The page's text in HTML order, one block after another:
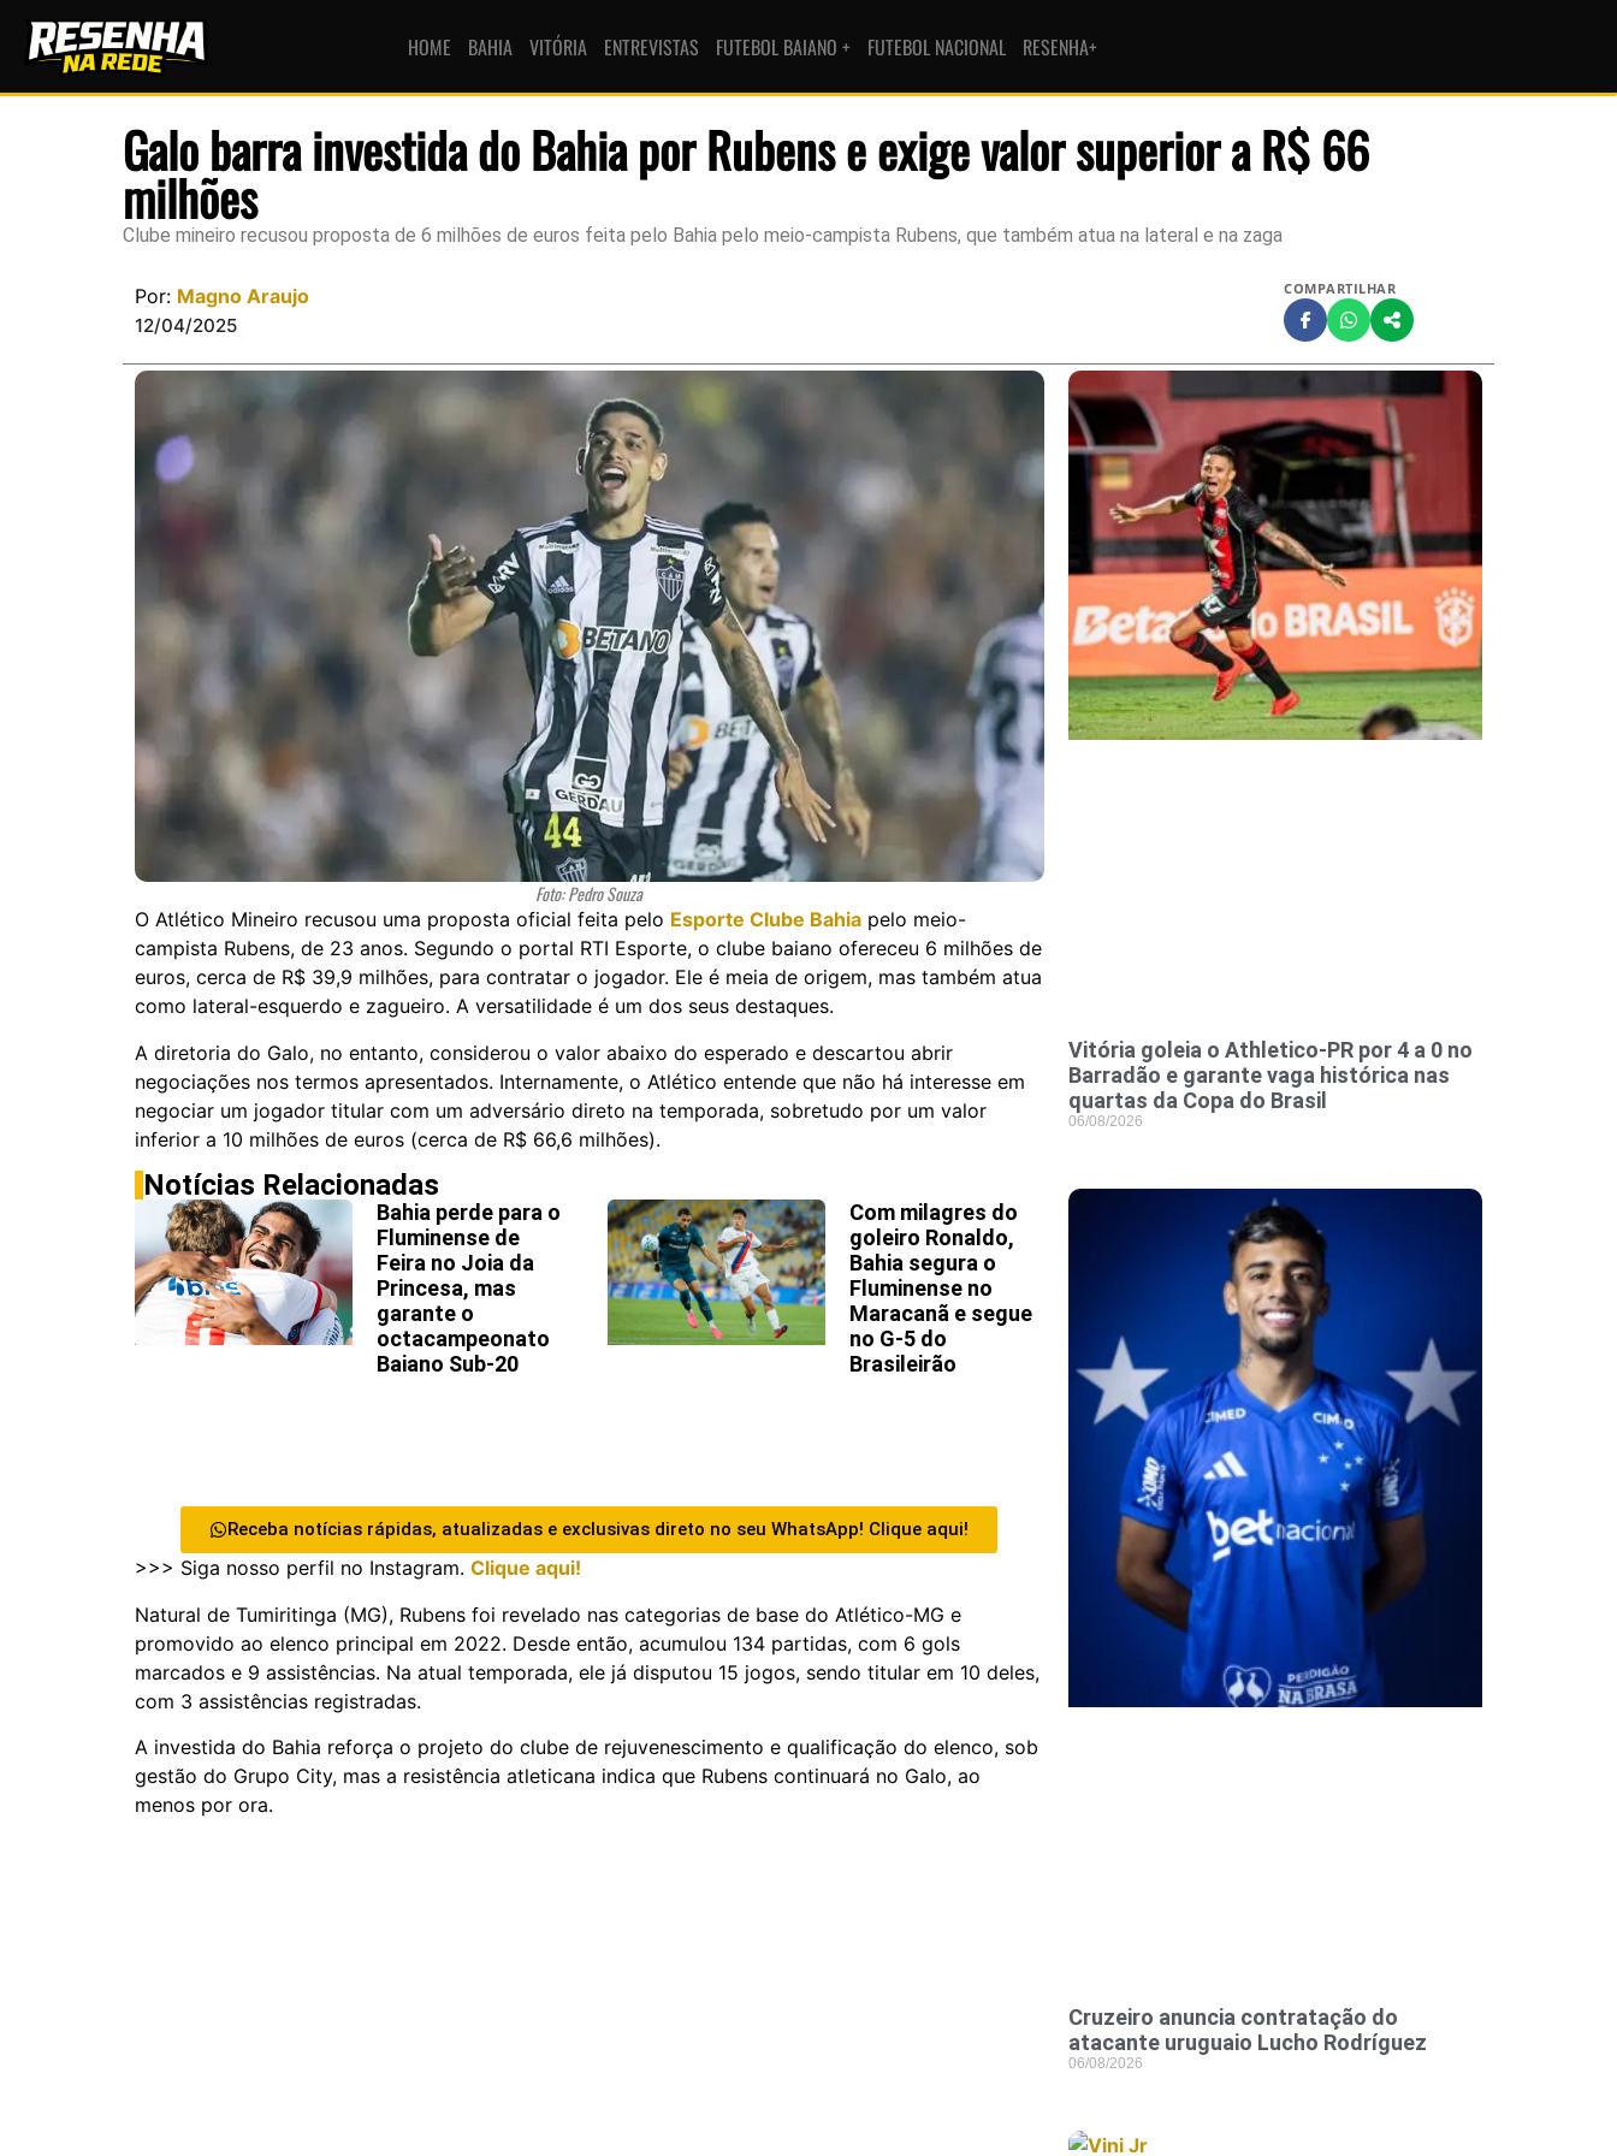
HOME BAHIA VITÓRIA ENTREVISTAS FUTEBOL BAIANO + FUTEBOL NACIONAL RESENHA+
Galo barra investida do Bahia por Rubens e exige valor superior a R$ 66
milhões
Clube mineiro recusou proposta de 6 milhões de euros feita pelo Bahia pelo meio-campista Rubens, que também atua na lateral e na zaga
Por: Magno Araujo
12/04/2025
COMPARTILHAR
Foto: Pedro Souza
O Atlético Mineiro recusou uma proposta oficial feita pelo Esporte Clube Bahia pelo meio-
campista Rubens, de 23 anos. Segundo o portal RTI Esporte, o clube baiano ofereceu 6 milhões de
euros, cerca de R$ 39,9 milhões, para contratar o jogador. Ele é meia de origem, mas também atua
como lateral-esquerdo e zagueiro. A versatilidade é um dos seus destaques.
A diretoria do Galo, no entanto, considerou o valor abaixo do esperado e descartou abrir
negociações nos termos apresentados. Internamente, o Atlético entende que não há interesse em
negociar um jogador titular com um adversário direto na temporada, sobretudo por um valor
inferior a 10 milhões de euros (cerca de R$ 66,6 milhões).
Notícias Relacionadas
Bahia perde para o
Fluminense de
Feira no Joia da
Princesa, mas
garante o
octacampeonato
Baiano Sub-20
Com milagres do
goleiro Ronaldo,
Bahia segura o
Fluminense no
Maracanã e segue
no G-5 do
Brasileirão
Receba notícias rápidas, atualizadas e exclusivas direto no seu WhatsApp! Clique aqui!
>>> Siga nosso perfil no Instagram. Clique aqui!
Natural de Tumiritinga (MG), Rubens foi revelado nas categorias de base do Atlético-MG e
promovido ao elenco principal em 2022. Desde então, acumulou 134 partidas, com 6 gols
marcados e 9 assistências. Na atual temporada, ele já disputou 15 jogos, sendo titular em 10 deles,
com 3 assistências registradas.
A investida do Bahia reforça o projeto do clube de rejuvenescimento e qualificação do elenco, sob
gestão do Grupo City, mas a resistência atleticana indica que Rubens continuará no Galo, ao
menos por ora.
Vitória goleia o Athletico-PR por 4 a 0 no
Barradão e garante vaga histórica nas
quartas da Copa do Brasil
06/08/2026
Cruzeiro anuncia contratação do
atacante uruguaio Lucho Rodríguez
06/08/2026